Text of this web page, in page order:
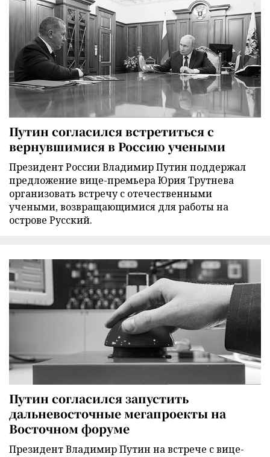
Путин согласился встретиться с
вернувшимися в Россию учеными
Президент России Владимир Путин поддержал
предложение вице-премьера Юрия Трутнева
организовать встречу с отечественными
учеными, возвращающимися для работы на
острове Русский.
Путин согласился запустить
дальневосточные мегапроекты на
Восточном форуме
Президент Владимир Путин на встрече с вице-